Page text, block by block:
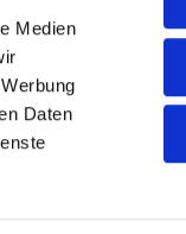
Medien
Daten